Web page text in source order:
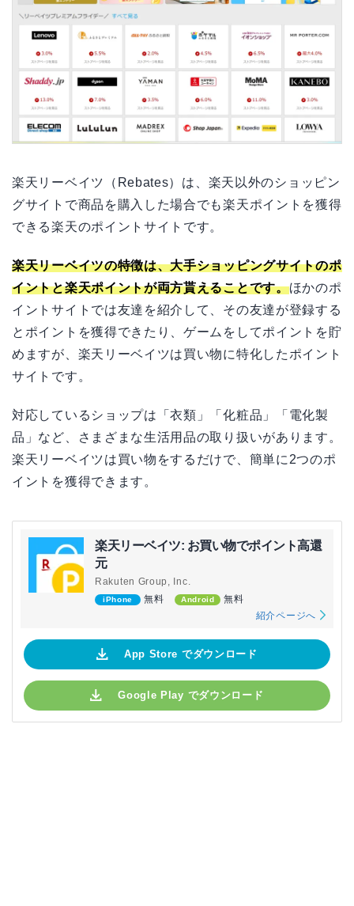
楽天リーベイツ（Rebates）は、楽天以外のショッピン
グサイトで商品を購入した場合でも楽天ポイントを獲得
できる楽天のポイントサイトです。
楽天リーベイツの特徴は、大手ショッピングサイトのポ
イントと楽天ポイントが両方貰えることです。ほかのポ
イントサイトでは友達を紹介して、その友達が登録する
とポイントを獲得できたり、ゲームをしてポイントを貯
めますが、楽天リーベイツは買い物に特化したポイント
サイトです。
対応しているショップは「衣類」「化粧品」「電化製
品」など、さまざまな生活用品の取り扱いがあります。
楽天リーベイツは買い物をするだけで、簡単に2つのポ
イントを獲得できます。
楽天リーベイツ: お買い物でポイント高還
元
Rakuten Group, Inc.
iPhone 無料 Android
無料
紹介ページへ
App Store でダウンロード
Google Play でダウンロード